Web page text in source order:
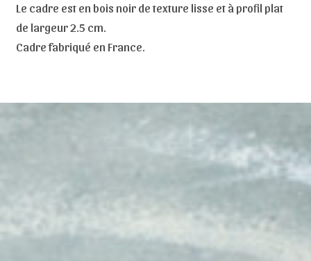
Le cadre est en bois noir de texture lisse et à profil plat
de largeur 2.5 cm.
Cadre fabriqué en France.